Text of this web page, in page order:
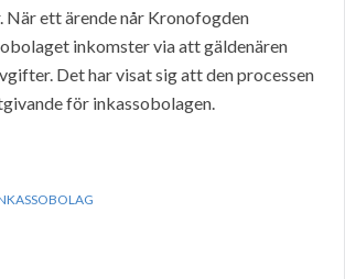
När ett ärende når Kronofogden
inkomster via att gäldenären
Det har visat sig att den processen
för inkassobolagen.